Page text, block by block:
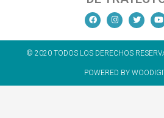
© 2020 TODOS LOS DERECHOS
POWERED BY